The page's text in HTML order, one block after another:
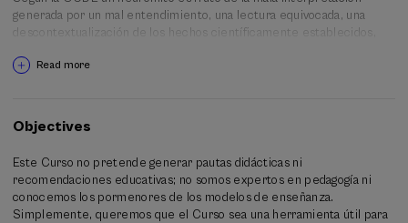
generada por un mal entendimiento, una lectura equivocada, una
descontextualización de los hechos científicamente establecidos,
en otros contextos. Y hace especial énfasis en los relacionados con la
contexto social en el que se desenvuelve. La edad escolar es una
a amenazas de diversa naturaleza (redes, acoso, desigualdad, etc).
Comprender el funcionamiento cerebral puede ayudar a encarar
estas situaciones en el ámbito escolar y mejorar la experiencia
educativa.
Read more
Objectives
Este Curso no pretende generar pautas didácticas ni
recomendaciones educativas; no somos expertos en pedagogía ni
conocemos los pormenores de los modelos de enseñanza.
Simplemente, queremos que el Curso sea una herramienta útil para